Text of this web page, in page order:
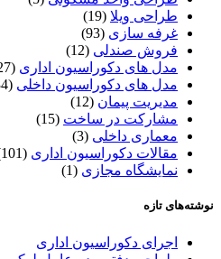
طراحی ویلا (19)
غرفه سازی (93)
فروش صندلی (12)
مدل های دکوراسیون اداری (27)
مدل های دکوراسیون داخلی (34)
مدیریت پیمان (12)
مشارکت در ساخت (15)
معماری داخلی (3)
مقالات دکوراسیون اداری (101)
نمایشگاه مجازی (1)
نوشته‌های تازه
اجرای دکوراسیون اداری